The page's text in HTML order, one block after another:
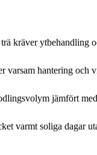
kräver ytbehandling
varsam hantering och
jämfört
varmt soliga dagar